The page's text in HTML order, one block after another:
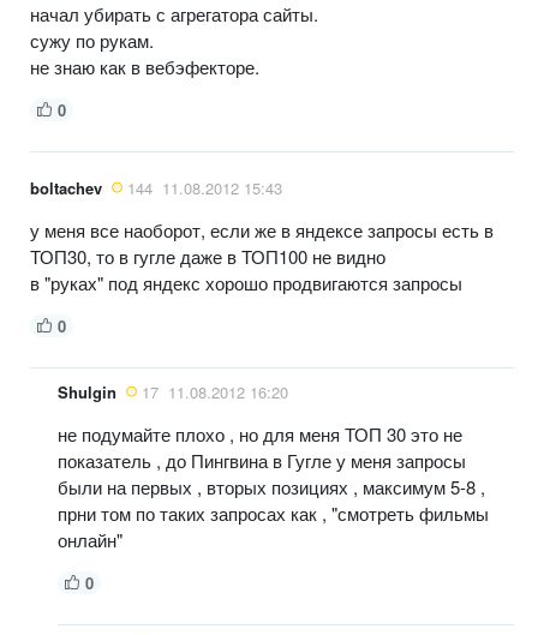
начал убирать с агрегатора сайты.
сужу по рукам.
не знаю как в вебэфекторе.
0
boltachev 144 11.08.2012 15:43
у меня все наоборот, если же в яндексе запросы есть в
ТОП30, то в гугле даже в ТОП100 не видно
в "руках" под яндекс хорошо продвигаются запросы
0
Shulgin 17 11.08.2012 16:20
не подумайте плохо , но для меня ТОП 30 это не
показатель , до Пингвина в Гугле у меня запросы
были на первых , вторых позициях , максимум 5-8 ,
прни том по таких запросах как , "смотреть фильмы
онлайн"
0